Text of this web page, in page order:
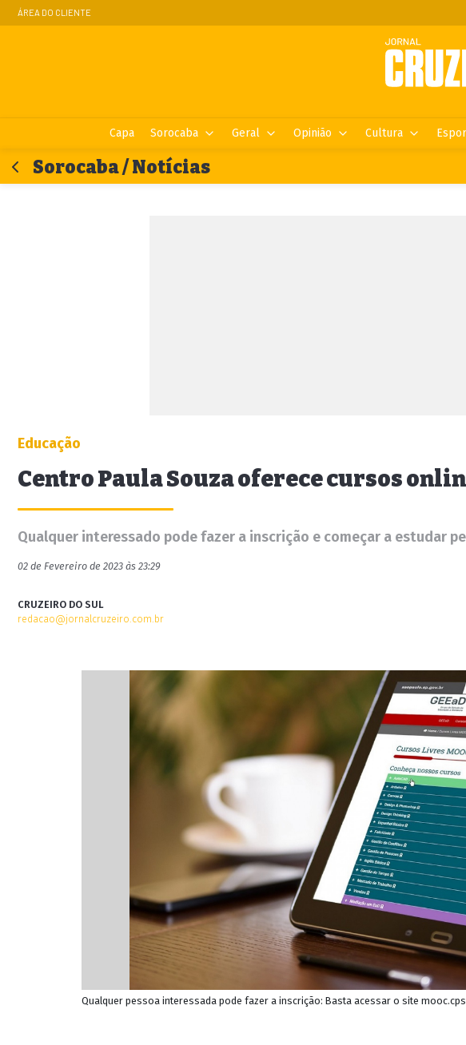
ÁREA DO CLIENTE
Capa Sorocaba Geral Opinião Cultura
Sorocaba / Notícias
Educação
Centro Paula Souza oferece cursos
Qualquer interessado pode fazer a inscrição e começar a estudar
02 de Fevereiro de 2023 às 23:29
CRUZEIRO DO SUL
redacao@jornalcruzeiro.com.br
Qualquer pessoa interessada pode fazer a inscrição: Basta acessar o site